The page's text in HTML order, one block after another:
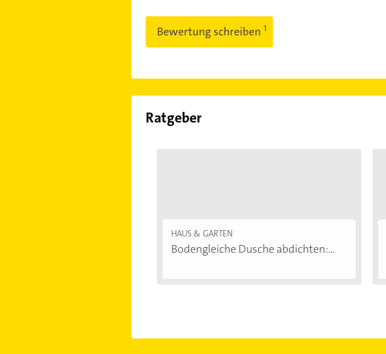
Bewertung schreiben
Ratgeber
HAUS & GARTEN
Bodengleiche Dusche abdichten:...